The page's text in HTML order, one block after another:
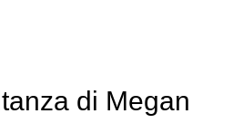
di Megan